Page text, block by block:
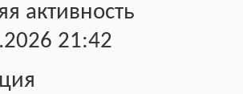
активность
21:42